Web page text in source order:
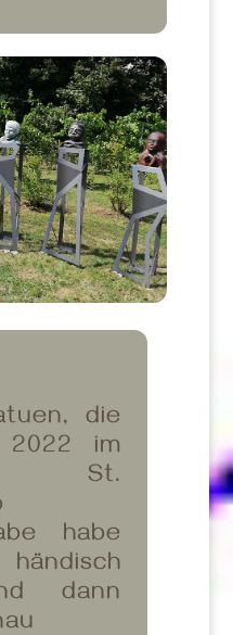
die
im
St.
habe
dann